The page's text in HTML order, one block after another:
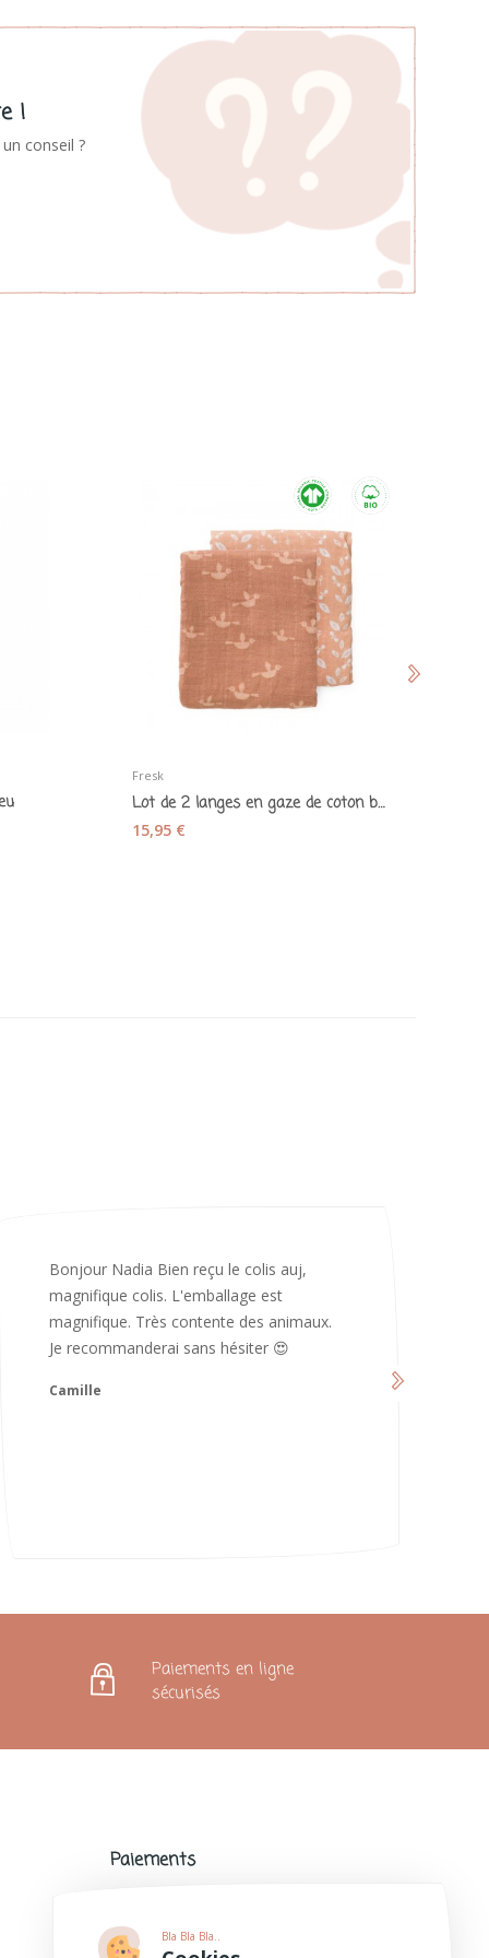
Bla Bla Bla..
!
conseil ?
Fresk
Lot de 2 langes en gaze de coton bio "Oiseaux"...
15,95 €
Merci infiniment, c’est magnifique 😍
d’avoir pris le temps de me répondre.
Nous sommes vraiment contents et
avons hâte de les utiliser 😄 bonne soirée
😍
Paiements en ligne
sécurisés
Paiements
modes de paiement populaires.
Plus d'informations